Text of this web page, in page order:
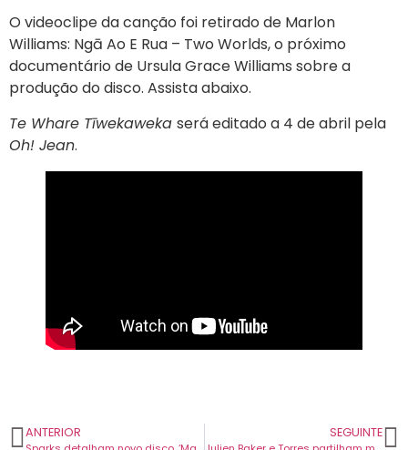
O videoclipe da canção foi retirado de Marlon
Williams: Ngā Ao E Rua – Two Worlds, o próximo
documentário de Ursula Grace Williams sobre a
produção do disco. Assista abaixo.
Te Whare Tīwekaweka será editado a 4 de abril pela
Oh! Jean.
ANTERIOR SEGUINTE